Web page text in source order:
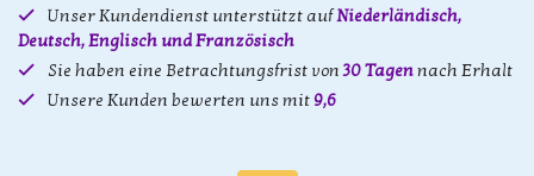
Unser Kundendienst unterstützt aufNiederländisch,
Deutsch, Englisch und Französisch
Sie haben eine Betrachtungsfrist von30 Tagennach Erhalt
Unsere Kunden bewerten uns mit 9,6